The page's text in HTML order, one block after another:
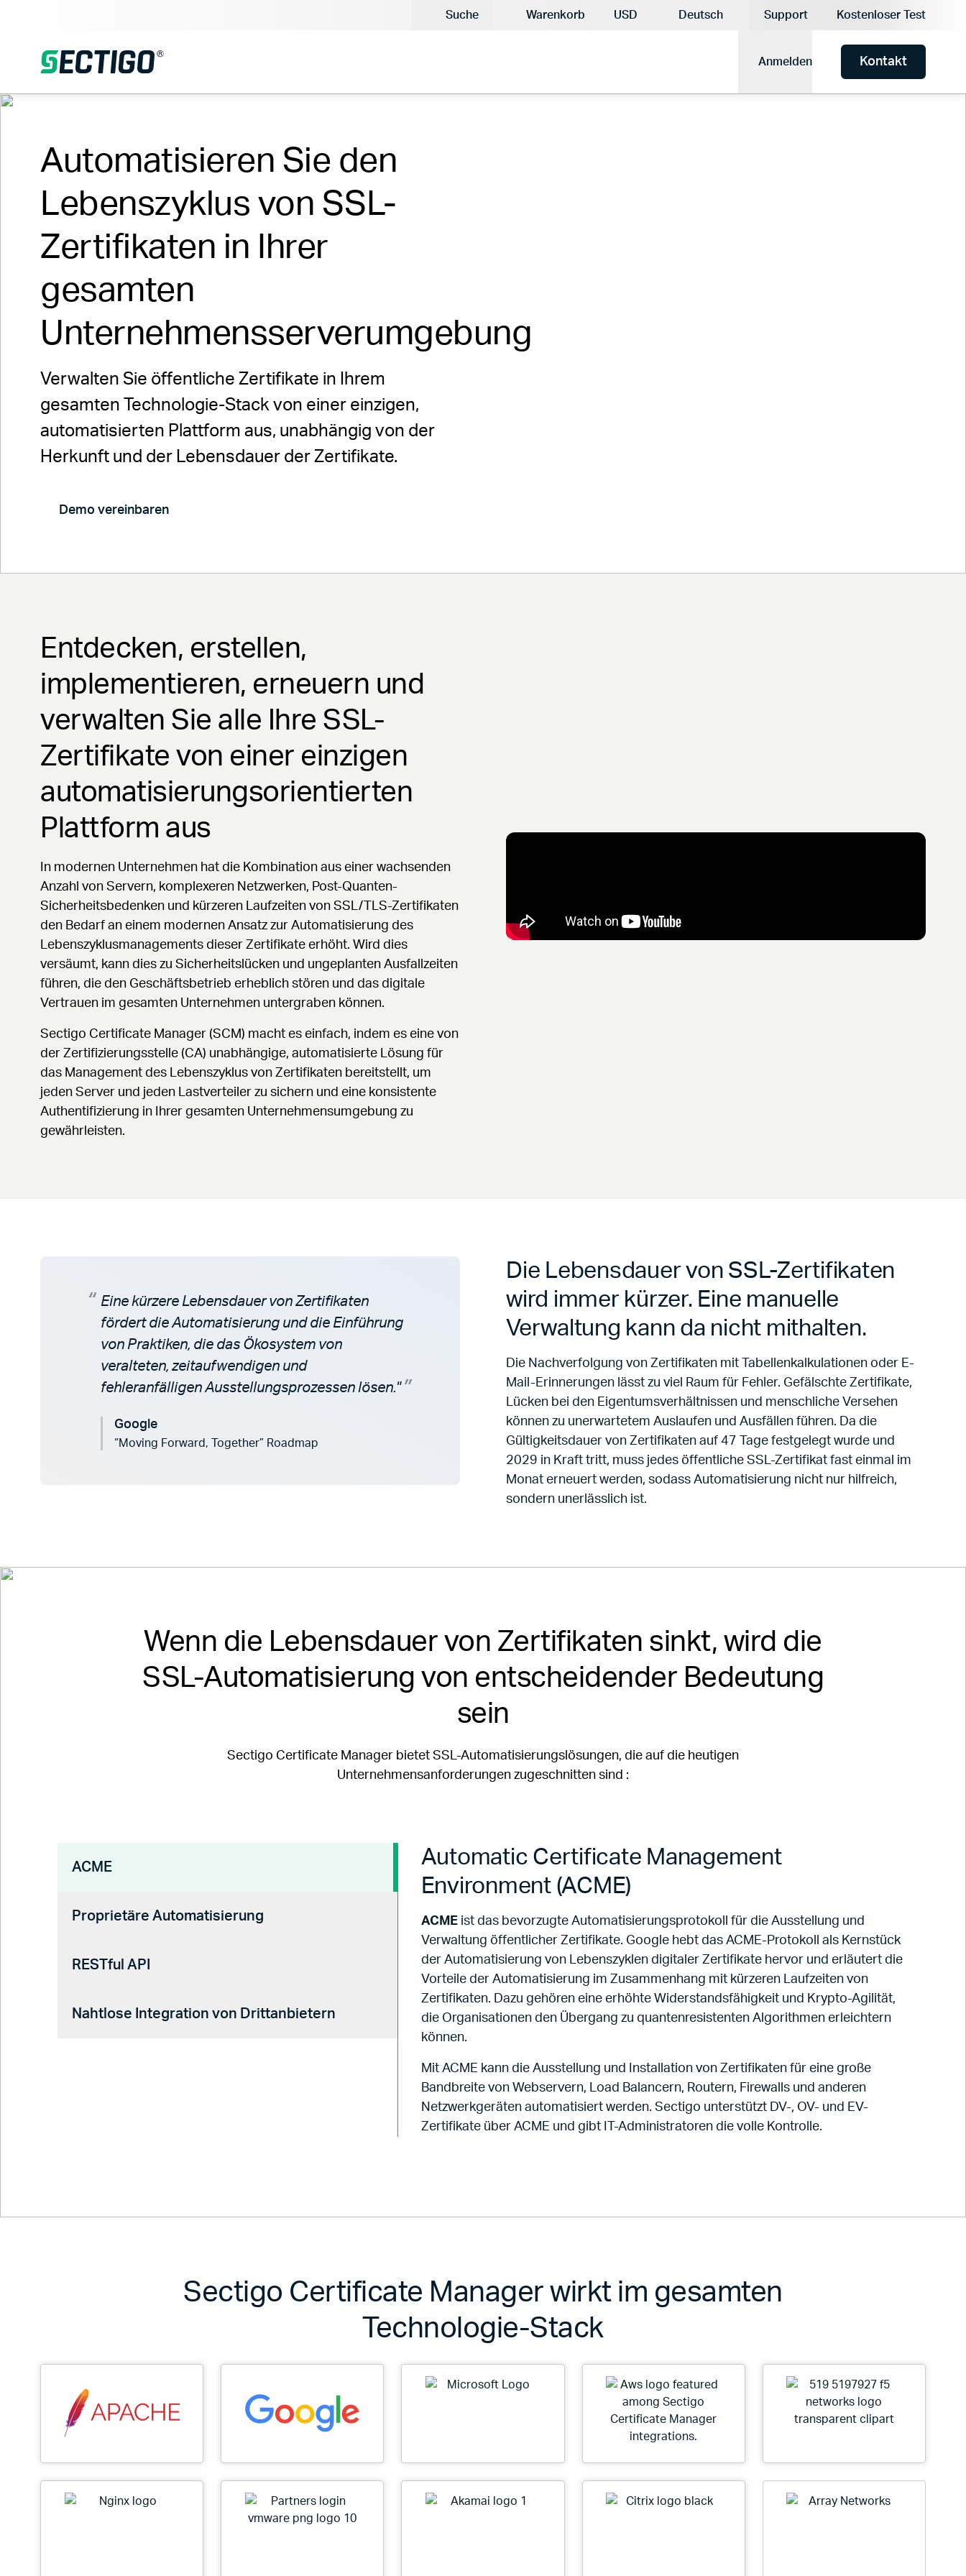
Suche Warenkorb Aktuelle Währung:
USD
Deutsch
Support Kostenloser Test
Anmelden Kontakt
Automatisieren Sie den
Lebenszyklus von SSL-
Zertifikaten in Ihrer
gesamten
Unternehmensserverumgebung
Verwalten Sie öffentliche Zertifikate in Ihrem
gesamten Technologie-Stack von einer einzigen,
automatisierten Plattform aus, unabhängig von der
Herkunft und der Lebensdauer der Zertifikate.
Demo vereinbaren
Entdecken, erstellen,
implementieren, erneuern und
verwalten Sie alle Ihre SSL-
Zertifikate von einer einzigen
automatisierungsorientierten
Plattform aus
In modernen Unternehmen hat die Kombination aus einer wachsenden
Anzahl von Servern, komplexeren Netzwerken, Post-Quanten-
Sicherheitsbedenken und kürzeren Laufzeiten von SSL/TLS-Zertifikaten
den Bedarf an einem modernen Ansatz zur Automatisierung des
Lebenszyklusmanagements dieser Zertifikate erhöht. Wird dies
versäumt, kann dies zu Sicherheitslücken und ungeplanten Ausfallzeiten
führen, die den Geschäftsbetrieb erheblich stören und das digitale
Vertrauen im gesamten Unternehmen untergraben können.
Sectigo Certificate Manager (SCM) macht es einfach, indem es eine von
der Zertifizierungsstelle (CA) unabhängige, automatisierte Lösung für
das Management des Lebenszyklus von Zertifikaten bereitstellt, um
jeden Server und jeden Lastverteiler zu sichern und eine konsistente
Authentifizierung in Ihrer gesamten Unternehmensumgebung zu
gewährleisten.
Eine kürzere Lebensdauer von Zertifikaten
fördert die Automatisierung und die Einführung
von Praktiken, die das Ökosystem von
veralteten, zeitaufwendigen und
fehleranfälligen Ausstellungsprozessen lösen."
Google
“Moving Forward, Together” Roadmap
Die Lebensdauer von SSL-Zertifikaten
wird immer kürzer. Eine manuelle
Verwaltung kann da nicht mithalten.
Die Nachverfolgung von Zertifikaten mit Tabellenkalkulationen oder E-
Mail-Erinnerungen lässt zu viel Raum für Fehler. Gefälschte Zertifikate,
Lücken bei den Eigentumsverhältnissen und menschliche Versehen
können zu unerwartetem Auslaufen und Ausfällen führen. Da die
Gültigkeitsdauer von Zertifikaten auf 47 Tage festgelegt wurde und
2029 in Kraft tritt, muss jedes öffentliche SSL-Zertifikat fast einmal im
Monat erneuert werden, sodass Automatisierung nicht nur hilfreich,
sondern unerlässlich ist.
Wenn die Lebensdauer von Zertifikaten sinkt, wird die
SSL-Automatisierung von entscheidender Bedeutung
sein
Sectigo Certificate Manager bietet SSL-Automatisierungslösungen, die auf die heutigen
Unternehmensanforderungen zugeschnitten sind :
ACME
Proprietäre Automatisierung
RESTful API
Nahtlose Integration von Drittanbietern
Automatic Certificate Management
Environment (ACME)
ACME ist das bevorzugte Automatisierungsprotokoll für die Ausstellung und
Verwaltung öffentlicher Zertifikate. Google hebt das ACME-Protokoll als Kernstück
der Automatisierung von Lebenszyklen digitaler Zertifikate hervor und erläutert die
Vorteile der Automatisierung im Zusammenhang mit kürzeren Laufzeiten von
Zertifikaten. Dazu gehören eine erhöhte Widerstandsfähigkeit und Krypto-Agilität,
die Organisationen den Übergang zu quantenresistenten Algorithmen erleichtern
können.
Mit ACME kann die Ausstellung und Installation von Zertifikaten für eine große
Bandbreite von Webservern, Load Balancern, Routern, Firewalls und anderen
Netzwerkgeräten automatisiert werden. Sectigo unterstützt DV-, OV- und EV-
Zertifikate über ACME und gibt IT-Administratoren die volle Kontrolle.
Sectigo Certificate Manager wirkt im gesamten
Technologie-Stack